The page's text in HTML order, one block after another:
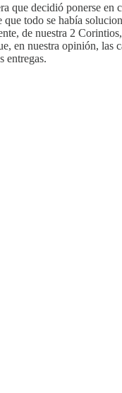
que decidió ponerse en
todo se había
de nuestra 2
en nuestra opinión, las
entregas.